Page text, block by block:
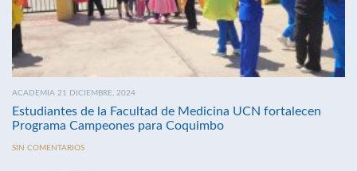
ACADEMIA 21 DICIEMBRE, 2024
Estudiantes de la Facultad de Medicina UCN fortalecen
Programa Campeones para Coquimbo
SIN COMENTARIOS